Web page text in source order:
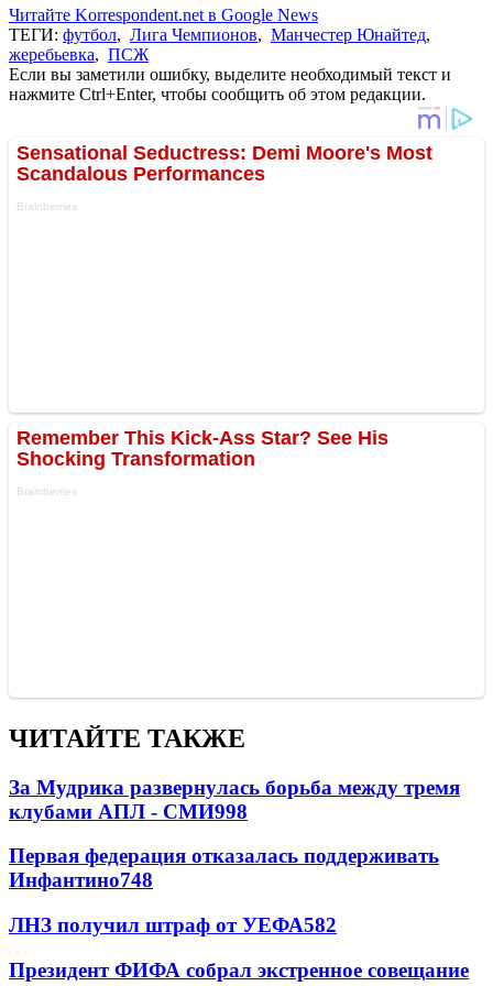
Читайте Korrespondent.net в Google News
ТЕГИ: футбол, Лига Чемпионов, Манчестер Юнайтед,
жеребьевка, ПСЖ
Если вы заметили ошибку, выделите необходимый текст и
нажмите Ctrl+Enter, чтобы сообщить об этом редакции.
ЧИТАЙТЕ ТАКЖЕ
За Мудрика развернулась борьба между тремя
клубами АПЛ - СМИ998
Первая федерация отказалась поддерживать
Инфантино748
ЛНЗ получил штраф от УЕФА582
Президент ФИФА собрал экстренное совещание